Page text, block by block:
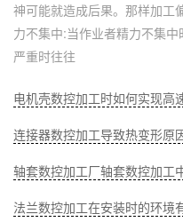
神可能就造成后果。那样加工
力不集中:当作业者精力不集
严重时往往
连接器数控加工导致热变形原
法兰数控加工在安装时的环境